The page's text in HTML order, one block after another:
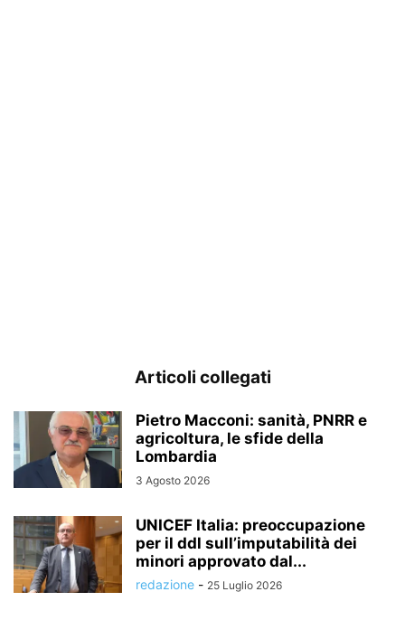
Articoli collegati
Pietro Macconi: sanità, PNRR e
agricoltura, le sfide della
Lombardia
3 Agosto 2026
UNICEF Italia: preoccupazione
per il ddl sull’imputabilità dei
minori approvato dal...
redazione - 25 Luglio 2026